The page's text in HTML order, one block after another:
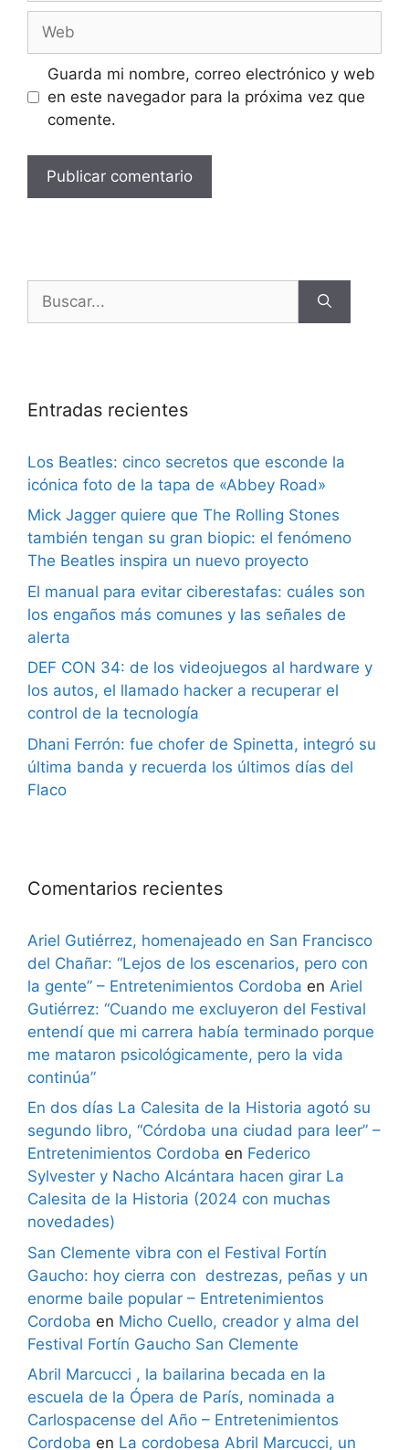
Guarda mi nombre, correo electrónico y web
en este navegador para la próxima vez que
comente.
Entradas recientes
Los Beatles: cinco secretos que esconde la
icónica foto de la tapa de «Abbey Road»
Mick Jagger quiere que The Rolling Stones
también tengan su gran biopic: el fenómeno
The Beatles inspira un nuevo proyecto
El manual para evitar ciberestafas: cuáles son
los engaños más comunes y las señales de
alerta
DEF CON 34: de los videojuegos al hardware y
los autos, el llamado hacker a recuperar el
control de la tecnología
Dhani Ferrón: fue chofer de Spinetta, integró su
última banda y recuerda los últimos días del
Flaco
Comentarios recientes
Ariel Gutiérrez, homenajeado en San Francisco
del Chañar: “Lejos de los escenarios, pero con
la gente” – Entretenimientos Cordoba en Ariel
Gutiérrez: “Cuando me excluyeron del Festival
entendí que mi carrera había terminado porque
me mataron psicológicamente, pero la vida
continúa”
En dos días La Calesita de la Historia agotó su
segundo libro, “Córdoba una ciudad para leer” –
Entretenimientos Cordoba en Federico
Sylvester y Nacho Alcántara hacen girar La
Calesita de la Historia (2024 con muchas
novedades)
San Clemente vibra con el Festival Fortín
Gaucho: hoy cierra con destrezas, peñas y un
enorme baile popular – Entretenimientos
Cordoba en Micho Cuello, creador y alma del
Festival Fortín Gaucho San Clemente
Abril Marcucci , la bailarina becada en la
escuela de la Ópera de París, nominada a
Carlospacense del Año – Entretenimientos
Cordoba en La cordobesa Abril Marcucci, un